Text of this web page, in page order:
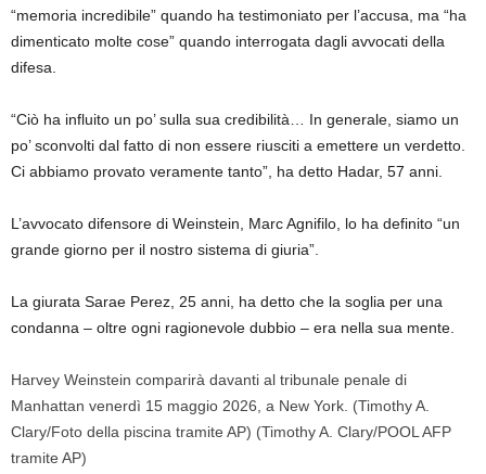
“memoria incredibile” quando ha testimoniato per l’accusa, ma “ha
dimenticato molte cose” quando interrogata dagli avvocati della
difesa.
“Ciò ha influito un po’ sulla sua credibilità… In generale, siamo un
po’ sconvolti dal fatto di non essere riusciti a emettere un verdetto.
Ci abbiamo provato veramente tanto”, ha detto Hadar, 57 anni.
L’avvocato difensore di Weinstein, Marc Agnifilo, lo ha definito “un
grande giorno per il nostro sistema di giuria”.
La giurata Sarae Perez, 25 anni, ha detto che la soglia per una
condanna – oltre ogni ragionevole dubbio – era nella sua mente.
Harvey Weinstein comparirà davanti al tribunale penale di
Manhattan venerdì 15 maggio 2026, a New York. (Timothy A.
Clary/Foto della piscina tramite AP) (Timothy A. Clary/POOL AFP
tramite AP)